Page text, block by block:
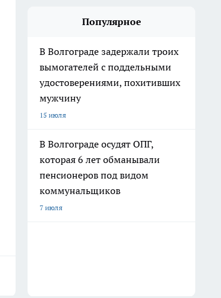
Популярное
В Волгограде задержали троих
вымогателей с поддельными
удостоверениями, похитивших
мужчину
15 июля
В Волгограде осудят ОПГ,
которая 6 лет обманывали
пенсионеров под видом
коммунальщиков
7 июля